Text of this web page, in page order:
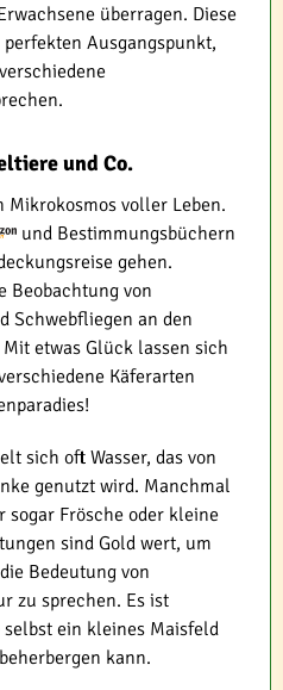
überragen. Diese
Ausgangspunkt,
und Co.
voller Leben.
und Bestimmungsbüchern
gehen.
Beobachtung von
Schwebfliegen an den
etwas Glück lassen sich
Käferarten
sich oft Wasser, das von
genutzt wird. Manchmal
Frösche oder kleine
sind Gold wert, um
Bedeutung von
zu sprechen. Es ist
ein kleines Maisfeld
kann.